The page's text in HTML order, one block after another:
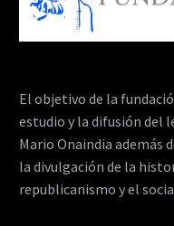
El objetivo de la
estudio y la difusión del
Mario Onaindia además
la divulgación de la
republicanismo y el